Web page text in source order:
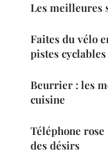
Les meilleures
Faites du vélo
pistes
Beurrier : les
cuisine
Téléphone
des désirs